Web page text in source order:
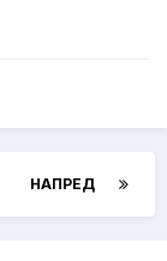
НАПРЕД